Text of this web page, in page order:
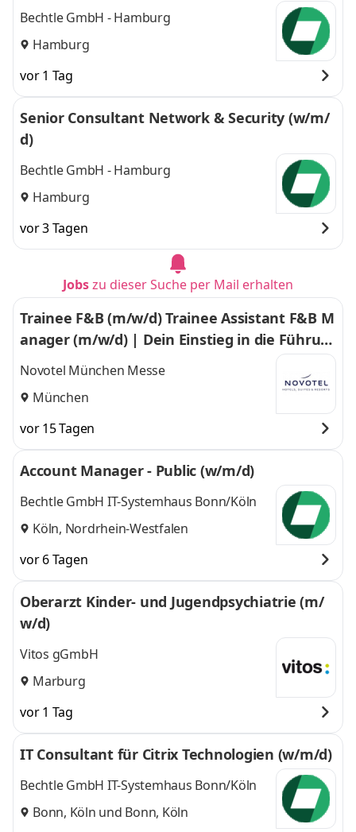
Bechtle GmbH - Hamburg
Hamburg
vor 1 Tag
Senior Consultant Network & Security (w/m/
d)
Bechtle GmbH - Hamburg
Hamburg
vor 3 Tagen
Jobszu dieser Suche per Mail erhalten
Trainee F&B (m/w/d) Trainee Assistant F&B M
anager (m/w/d) | Dein Einstieg in die Führun
g im Hospitality-Bereich
Novotel München Messe
München
vor 15 Tagen
Account Manager - Public (w/m/d)
Bechtle GmbH IT-Systemhaus Bonn/Köln
Köln, Nordrhein-Westfalen
vor 6 Tagen
Oberarzt Kinder- und Jugendpsychiatrie (m/
w/d)
Vitos gGmbH
Marburg
vor 1 Tag
IT Consultant für Citrix Technologien (w/m/d)
Bechtle GmbH IT-Systemhaus Bonn/Köln
Bonn, Köln und Bonn, Köln